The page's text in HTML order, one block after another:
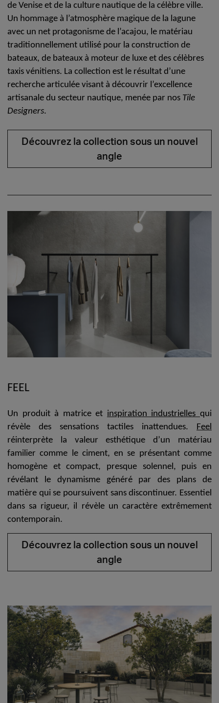
de Venise et de la culture nautique de la célèbre ville.
Un hommage à l’atmosphère magique de la lagune
avec un net protagonisme de l’acajou, le matériau
traditionnellement utilisé pour la construction de
bateaux, de bateaux à moteur de luxe et des célèbres
taxis vénitiens. La collection est le résultat d’une
recherche articulée visant à découvrir l’excellence
artisanale du secteur nautique, menée par nos Tile
Designers.
Découvrez la collection sous un nouvel
angle
FEEL
Un produit à matrice et inspiration industriellesqui
révèle des sensations tactiles inattendues. Feel
réinterprète la valeur esthétique d’un matériau
familier comme le ciment, en se présentant comme
homogène et compact, presque solennel, puis en
révélant le dynamisme généré par des plans de
matière qui se poursuivent sans discontinuer. Essentiel
dans sa rigueur, il révèle un caractère extrêmement
contemporain.
Découvrez la collection sous un nouvel
angle